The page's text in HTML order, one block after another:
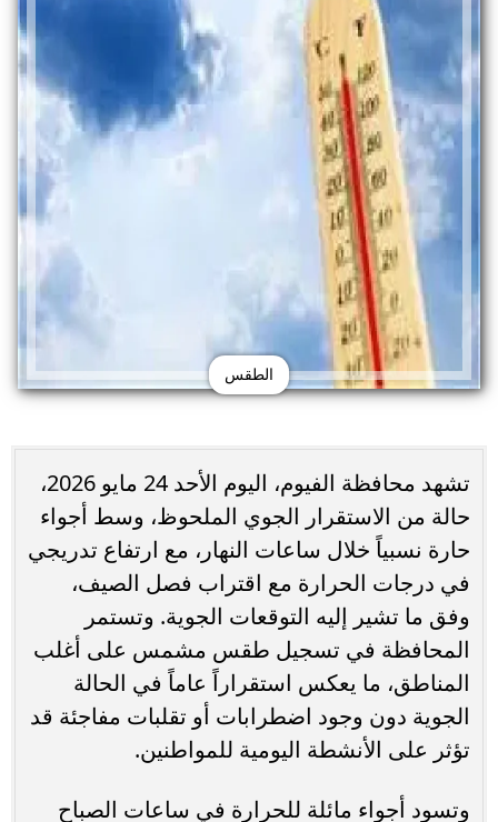
الطقس
تشهد محافظة الفيوم، اليوم الأحد 24 مايو 2026،
حالة من الاستقرار الجوي الملحوظ، وسط أجواء
حارة نسبياً خلال ساعات النهار، مع ارتفاع تدريجي
في درجات الحرارة مع اقتراب فصل الصيف،
وفق ما تشير إليه التوقعات الجوية. وتستمر
المحافظة في تسجيل طقس مشمس على أغلب
المناطق، ما يعكس استقراراً عاماً في الحالة
الجوية دون وجود اضطرابات أو تقلبات مفاجئة قد
تؤثر على الأنشطة اليومية للمواطنين.
وتسود أجواء مائلة للحرارة في ساعات الصباح